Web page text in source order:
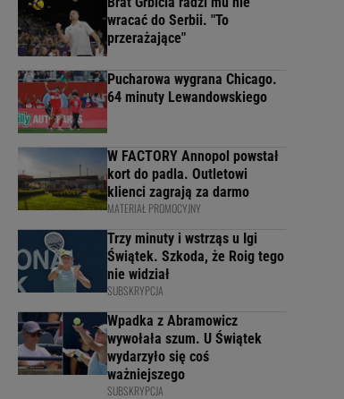
wracać do Serbii. "To
przerażające"
Pucharowa wygrana Chicago.
64 minuty Lewandowskiego
W FACTORY Annopol powstał
kort do padla. Outletowi
klienci zagrają za darmo
MATERIAŁ PROMOCYJNY
Trzy minuty i wstrząs u Igi
Świątek. Szkoda, że Roig tego
nie widział
SUBSKRYPCJA
Wpadka z Abramowicz
wywołała szum. U Świątek
wydarzyło się coś
ważniejszego
SUBSKRYPCJA